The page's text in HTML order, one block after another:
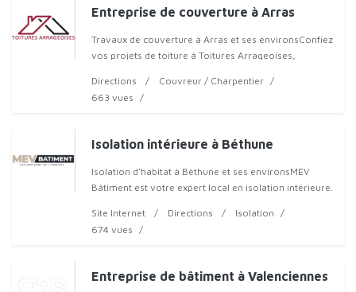
Entreprise de couverture à Arras
Travaux de couverture à Arras et ses environsConfiez
vos projets de toiture à Toitures Arrageoises,
Pas-de-Calais. N
Directions
Couvreur / Charpentier
663 vues
Isolation intérieure à Béthune
Isolation d'habitat à Béthune et ses environsMEV
Bâtiment est votre expert local en isolation intérieure.
Liévin, Car
Site Internet Directions
Isolation
674 vues
Entreprise de bâtiment à Valenciennes